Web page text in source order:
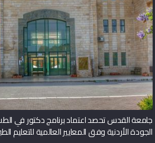
جامعة القدس تحصد اعتماد برنامج دكتور في
الجودة الأردنية وفق المعايير العالمية للتعليم